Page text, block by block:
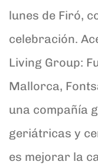
lunes de Firó,
celebración.
Living Group:
Mallorca,
una compañía
geriátricas y
es mejorar la